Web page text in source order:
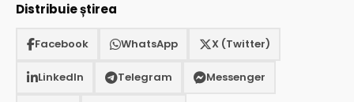
Distribuie știrea
Facebook WhatsApp X (Twitter)
LinkedIn Telegram Messenger